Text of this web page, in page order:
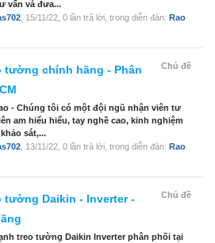
vấn và đưa...
15/11/22 , 0 lần trả lời, trong diễn đàn: Rao
Chủ đề
tường chính hãng - Phân
- Chúng tôi có một đội ngũ nhận viên tư
am hiểu hiểu, tay nghề cao, kinh nghiệm
sát,...
13/11/22 , 0 lần trả lời, trong diễn đàn: Rao
Chủ đề
tường Daikin - Inverter -
treo tường Daikin Inverter phân phối tại